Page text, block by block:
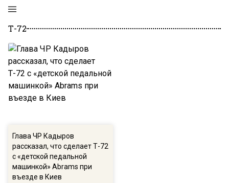
Т-72
Глава ЧР Кадыров
рассказал, что сделает Т-72
с «детской педальной
машинкой» Abrams при
въезде в Киев